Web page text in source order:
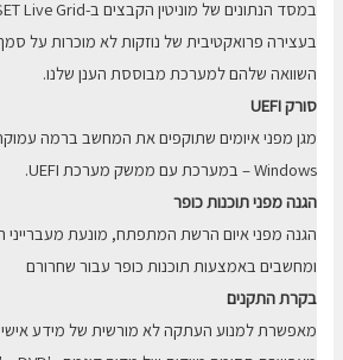
בעצירה פרואקטיבית של נוזקות לא מוכרות על
השוואה שלהם למערכת מבוססת הענן שלנו.
סורק UEFI
מגן מפני איומים שתוקפים את המחשב ברמה
Windows – במערכת עם ממשק מערכת UEFI.
הגנה מפני תוכנות כופר
הגנה מפני איום הרשת המתפתח, מונעת
ומחשבים באמצעות תוכנות כופר עבור שחרורם
בקרת התקנים
מאפשרת למנוע העתקה לא מורשית של מידע אישי